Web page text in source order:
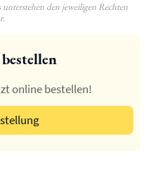
den jeweiligen Rechten
online bestellen!